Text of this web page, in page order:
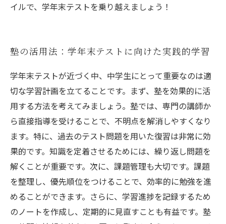
イルで、学年末テストを乗り越えましょう！
塾の活用法：学年末テストに向けた実践的学習
学年末テストが近づく中、中学生にとって重要なのは適
切な学習計画を立てることです。まず、塾を効果的に活
用する方法を考えてみましょう。塾では、専門の講師か
ら直接指導を受けることで、不明点を解消しやすくなり
ます。特に、過去のテスト問題を用いた復習は非常に効
果的です。知識を定着させるためには、繰り返し問題を
解くことが重要です。次に、課題管理も大切です。課題
を整理し、優先順位をつけることで、効率的に勉強を進
めることができます。さらに、学習進捗を記録するため
のノートを作成し、定期的に見直すことも有益です。塾